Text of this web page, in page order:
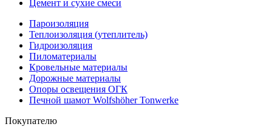
Цемент и сухие смеси
Пароизоляция
Теплоизоляция (утеплитель)
Гидроизоляция
Пиломатериалы
Кровельные материалы
Дорожные материалы
Опоры освещения ОГК
Печной шамот Wolfshöher Tonwerke
Покупателю